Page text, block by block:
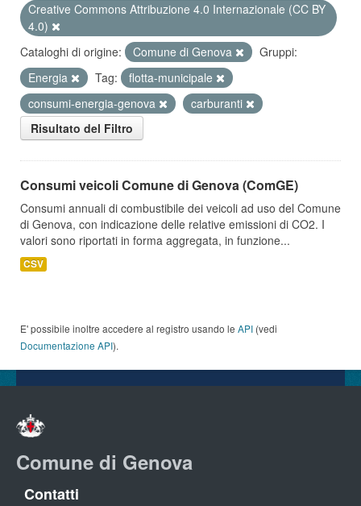
Creative Commons Attribuzione 4.0 Internazionale (CC BY
4.0)
Cataloghi di origine:
Comune di Genova
Gruppi:
Energia
Tag:
flotta-municipale
consumi-energia-genova
carburanti
Risultato del Filtro
Consumi veicoli Comune di Genova (ComGE)
Consumi annuali di combustibile dei veicoli ad uso del Comune
di Genova, con indicazione delle relative emissioni di CO2. I
valori sono riportati in forma aggregata, in funzione...
CSV
E' possibile inoltre accedere al registro usando le API (vedi
Documentazione API).
Comune di Genova
Contatti